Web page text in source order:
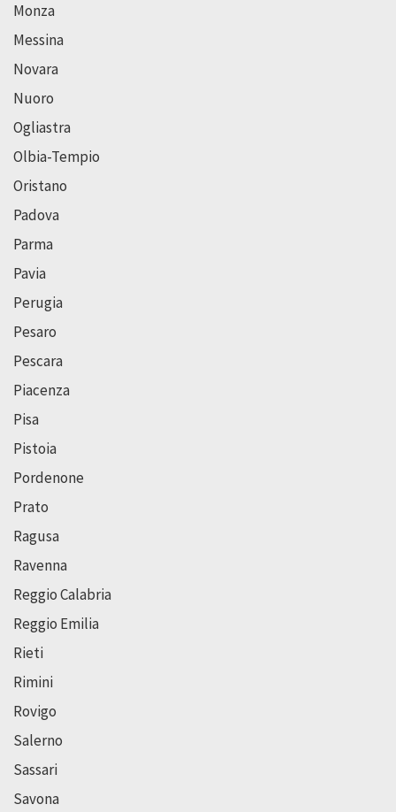
Monza
Messina
Novara
Nuoro
Ogliastra
Olbia-Tempio
Oristano
Padova
Parma
Pavia
Perugia
Pesaro
Pescara
Piacenza
Pisa
Pistoia
Pordenone
Prato
Ragusa
Ravenna
Reggio Calabria
Reggio Emilia
Rieti
Rimini
Rovigo
Salerno
Sassari
Savona